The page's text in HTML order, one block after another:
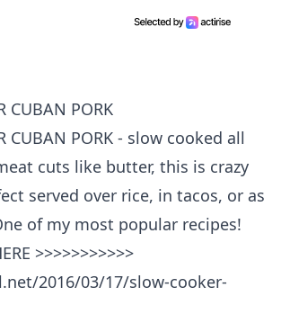
CUBAN PORK
CUBAN PORK - slow cooked all
cuts like butter, this is crazy
served over rice, in tacos, or as
of my most popular recipes!
>>>>>>>>>>>
2016/03/17/slow-cooker-